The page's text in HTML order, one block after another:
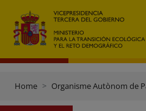
Home Organisme Autònom de